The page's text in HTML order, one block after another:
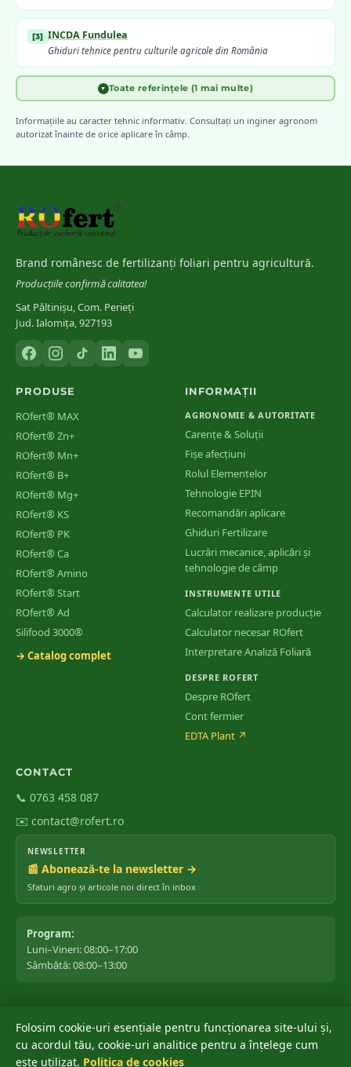
[3] INCDA Fundulea
Ghiduri tehnice pentru culturile agricole din România
Meier, U. (ed.) — Julius Kühn-Institut (2018
▼ Toate referințele (1 mai multe)
Informațiile au caracter tehnic informativ. Consultați un inginer agronom
autorizat înainte de orice aplicare în câmp.
Brand românesc de fertilizanți foliari pentru agricultură.
Producțiile confirmă calitatea!
Sat Păltinișu, Com. Perieți
Jud. Ialomița, 927193
PRODUSE
ROfert® MAX
ROfert® Zn+
ROfert® Mn+
ROfert® B+
ROfert® Mg+
ROfert® KS
ROfert® PK
ROfert® Ca
ROfert® Amino
ROfert® Start
ROfert® Ad
Silifood 3000®
→ Catalog complet
INFORMAȚII
AGRONOMIE & AUTORITATE
Carențe & Soluții
Fișe afecțiuni
Rolul Elementelor
Tehnologie EPIN
Recomandări aplicare
Ghiduri Fertilizare
Lucrări mecanice, aplicări și
tehnologie de câmp
INSTRUMENTE UTILE
Calculator realizare producție
Calculator necesar ROfert
Interpretare Analiză Foliară
DESPRE ROFERT
Despre ROfert
Cont fermier
EDTA Plant ↗
CONTACT
📞 0763 458 087
✉️ contact@rofert.ro
NEWSLETTER
📰 Abonează-te la newsletter →
Sfaturi agro și articole noi direct în inbox
Program:
Luni–Vineri: 08:00–17:00
Sâmbătă: 08:00–13:00
2026 ROfert România SRL.Toate drepturile rezervate.
Marca ROfert® este înregistrată oficial la OSIM ✔ · Depusă: 04 iunie
Folosim cookie-uri esențiale pentru funcționarea site-ului și,
cu acordul tău, cookie-uri analitice pentru a înțelege cum
este utilizat. Politica de cookies